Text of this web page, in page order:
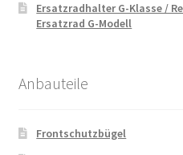
Ersatzradhalter G-Klasse /
Ersatzrad G-Modell
Anbauteile
Frontschutzbügel